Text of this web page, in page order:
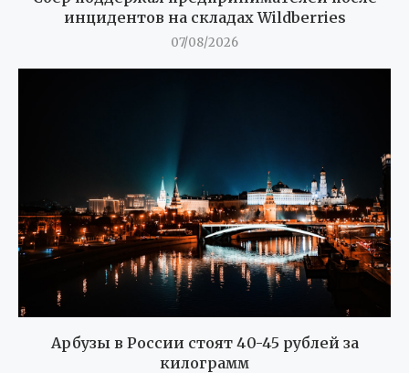
инцидентов на складах Wildberries
07/08/2026
Арбузы в России стоят 40-45 рублей за
килограмм